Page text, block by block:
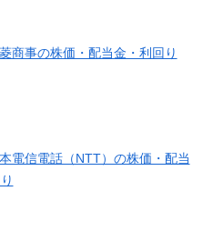
商事の株価・配当金・利回り
電信電話（NTT）の株価・配当